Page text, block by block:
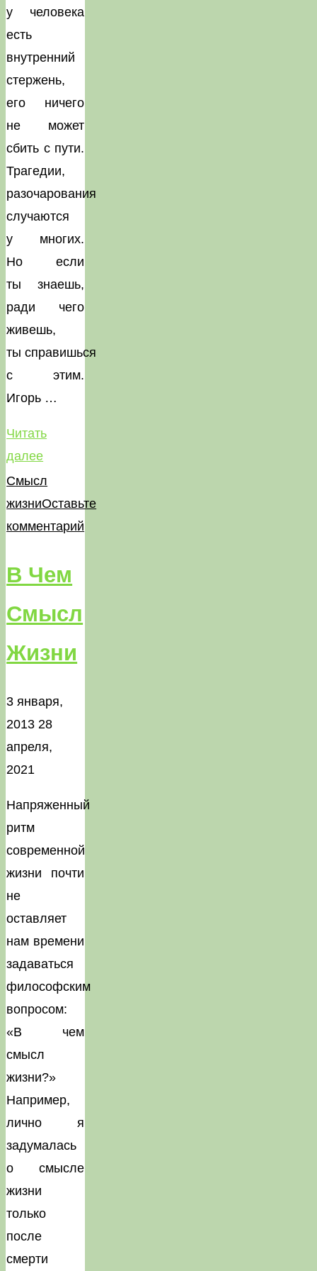
у человека
есть
внутренний
стержень,
его ничего
не может
сбить с пути.
Трагедии,
разочарования
случаются
у многих.
Но если
ты знаешь,
ради чего
живешь,
ты справишься
с этим.
Игорь …
Читать
далее"Внутренний
стержень"
Смысл
жизниОставьте
комментарий
В Чем
Смысл
Жизни
3 января,
201328
апреля,
2021
Напряженный
ритм
современной
жизни почти
не
оставляет
нам времени
задаваться
философским
вопросом:
«В чем
смысл
жизни?»
Например,
лично я
задумалась
о смысле
жизни
только
после
смерти